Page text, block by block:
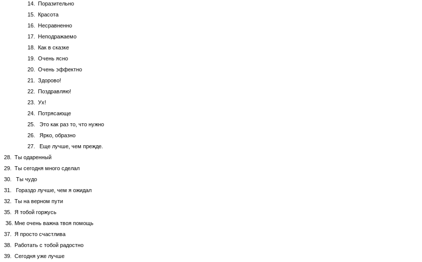
14. Поразительно
15. Красота
16. Несравненно
17. Неподражаемо
18. Как в сказке
19. Очень ясно
20. Очень эффектно
21. Здорово!
22. Поздравляю!
23. Ух!
24. Потрясающе
25. Это как раз то, что нужно
26. Ярко, образно
27. Еще лучше, чем прежде.
28. Ты одаренный
29. Ты сегодня много сделал
30. Ты чудо
31. Гораздо лучше, чем я ожидал
32. Ты на верном пути
35. Я тобой горжусь
36. Мне очень важна твоя помощь
37. Я просто счастлива
38. Работать с тобой радостно
39. Сегодня уже лучше